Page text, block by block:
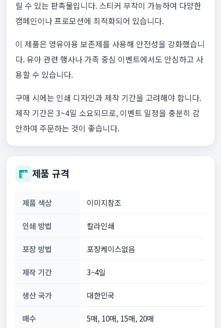
릴 수 있는 판촉물입니다. 스티커 부착이 가능하여 다양한
캠페인이나 프로모션에 최적화되어 있습니다.
이 제품은 영유아용 보존제를 사용해 안전성을 강화했습니
다. 유아 관련 행사나 가족 중심 이벤트에서도 안심하고 사
용할 수 있습니다.
구매 시에는 인쇄 디자인과 제작 기간을 고려해야 합니다.
제작 기간은 3~4일 소요되므로, 이벤트 일정을 충분히 감
안하여 주문하는 것이 좋습니다.
제품 규격
제품 색상 이미지참조
인쇄 방법 칼라인쇄
포장 방법 포장케이스없음
제작 기간 3~4일
생산 국가 대한민국
매수 5매, 10매, 15매, 20매